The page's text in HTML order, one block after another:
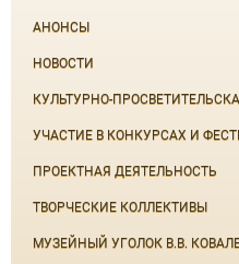
АНОНСЫ
НОВОСТИ
КУЛЬТУРНО-
УЧАСТИЕ В КОНКУРСАХ И
ПРОЕКТНАЯ ДЕЯТЕЛЬНОСТЬ
ТВОРЧЕСКИЕ КОЛЛЕКТИВЫ
МУЗЕЙНЫЙ УГОЛОК В.В.